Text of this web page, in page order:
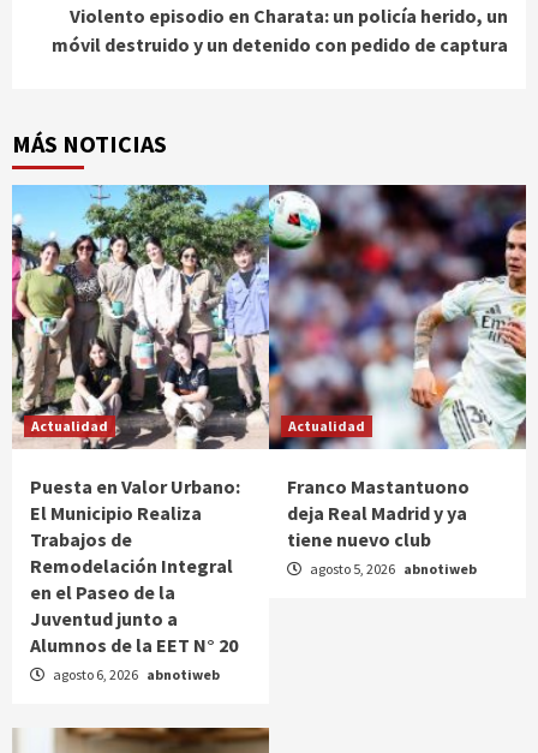
Violento episodio en Charata: un policía herido, un
móvil destruido y un detenido con pedido de captura
MÁS NOTICIAS
Actualidad
Puesta en Valor Urbano:
El Municipio Realiza
Trabajos de
Remodelación Integral
en el Paseo de la
Juventud junto a
Alumnos de la EET N° 20
agosto 6, 2026 abnotiweb
Actualidad
Franco Mastantuono
deja Real Madrid y ya
tiene nuevo club
agosto 5, 2026 abnotiweb